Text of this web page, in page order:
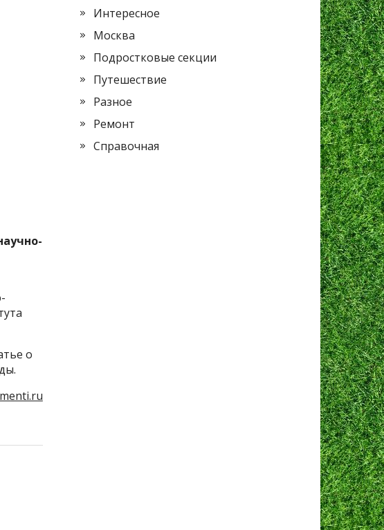
о
Интересное
Москва
Подростковые секции
Путешествие
Разное
Ремонт
Справочная